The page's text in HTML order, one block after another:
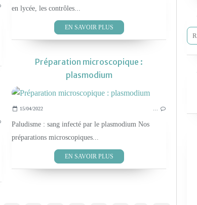
en lycée, les contrôles...
EN SAVOIR PLUS
Préparation microscopique :
plasmodium
15/04/2022
Paludisme : sang infecté par le plasmodium Nos
préparations microscopiques...
EN SAVOIR PLUS
PRÉPARATION DE SOLUTIONS